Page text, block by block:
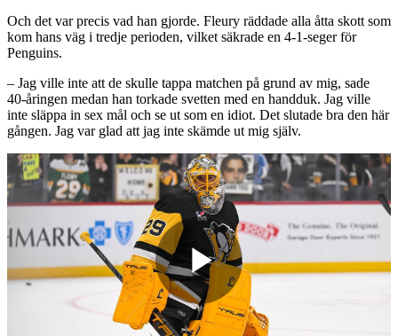
Och det var precis vad han gjorde. Fleury räddade alla åtta skott som
kom hans väg i tredje perioden, vilket säkrade en 4-1-seger för
Penguins.
– Jag ville inte att de skulle tappa matchen på grund av mig, sade
40-åringen medan han torkade svetten med en handduk. Jag ville
inte släppa in sex mål och se ut som en idiot. Det slutade bra den här
gången. Jag var glad att jag inte skämde ut mig själv.
Play